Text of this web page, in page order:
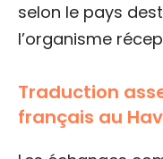
selon le pays
l’organisme
Traduction
français au